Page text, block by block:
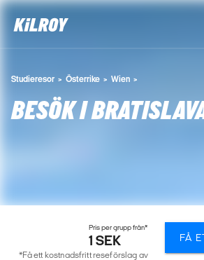
Studieresor Österrike Wien
BESÖK I
Pris per grupp från*
1 SEK
*Få ett kostnadsfritt reseförslag av
FÅ